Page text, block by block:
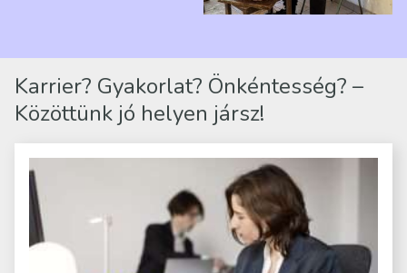
Karrier? Gyakorlat? Önkéntesség? –
Közöttünk jó helyen jársz!